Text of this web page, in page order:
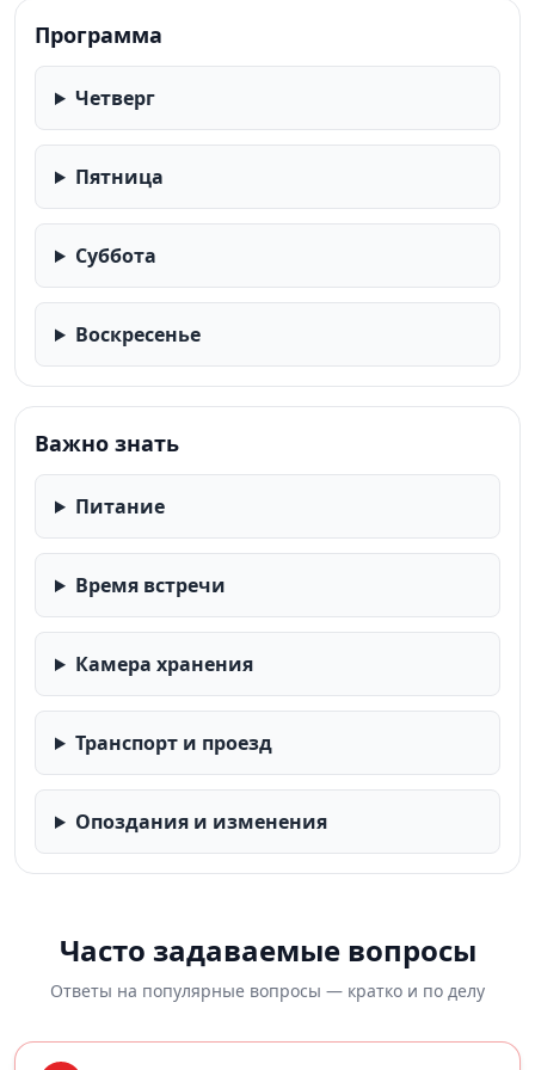
равнозначную с сохранением объёма и качества.
самостоятельно. Все дополнительные услуги и
экскурсии бронируются и оплачиваются заранее.
Программа
Четверг
Пятница
Суббота
Воскресенье
Важно знать
Питание
Время встречи
Камера хранения
Транспорт и проезд
Опоздания и изменения
Часто задаваемые вопросы
Ответы на популярные вопросы — кратко и по делу